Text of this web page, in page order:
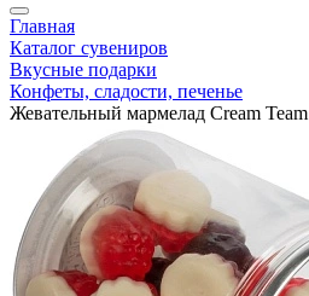
Главная
Каталог сувениров
Вкусные подарки
Конфеты, сладости, печенье
Жевательный мармелад Cream Team